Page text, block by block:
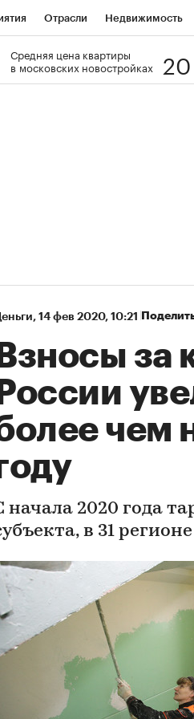
Отрасли Недвижимость
Курсы РБК Life Тренды
Средняя цена квартиры
в московских новостройках
⁠, 14 фев 2020, 10:21
Взносы за
России
чем
начала 2020 года
в 31